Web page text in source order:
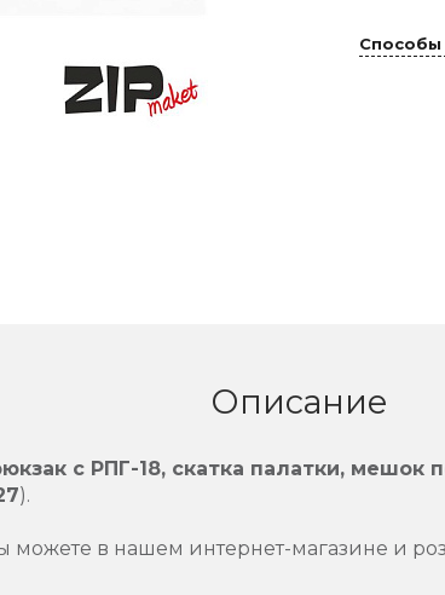
Способы
Описание
с РПГ-18, скатка палатки, мешок
).
можете в нашем интернет-магазине и